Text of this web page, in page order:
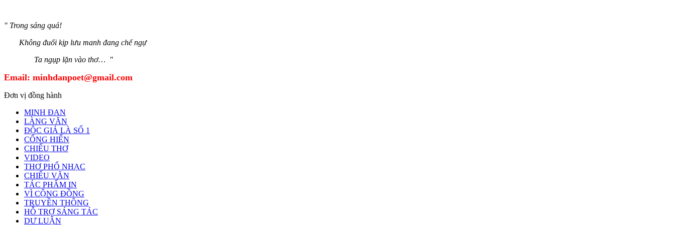
" Trong sáng quá!
Không đuổi kịp lưu manh đang chế ngự
Ta ngụp lặn vào thơ… "
Email: minhdanpoet@gmail.com
Đơn vị đồng hành
MINH ĐAN
LÀNG VĂN
ĐỘC GIẢ LÀ SỐ 1
CỐNG HIẾN
CHIẾU THƠ
VIDEO
THƠ PHỔ NHẠC
CHIẾU VĂN
TÁC PHẨM IN
VÌ CỘNG ĐỒNG
TRUYỀN THÔNG
HỖ TRỢ SÁNG TÁC
DƯ LUẬN